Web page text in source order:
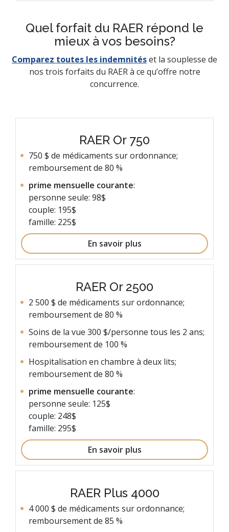
Quel forfait du RAER répond le
mieux à vos besoins?
Comparez toutes les indemnitéset la souplesse de
nos trois forfaits du RAER à ce qu’offre notre
concurrence.
RAER Or 750
750 $ de médicaments sur ordonnance;
remboursement de 80 %
prime mensuelle courante:
personne seule: 98$
couple: 195$
famille: 225$
En savoir plus
RAER Or 2500
2 500 $ de médicaments sur ordonnance;
remboursement de 80 %
Soins de la vue 300 $/personne tous les 2 ans;
remboursement de 100 %
Hospitalisation en chambre à deux lits;
remboursement de 80 %
prime mensuelle courante:
personne seule: 125$
couple: 248$
famille: 295$
En savoir plus
RAER Plus 4000
4 000 $ de médicaments sur ordonnance;
remboursement de 85 %